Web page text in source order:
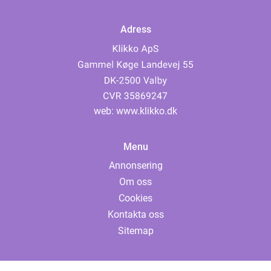
Adress
web: www.klikko.dk
Menu
Annonsering
Om oss
Cookies
Kontakta oss
Sitemap